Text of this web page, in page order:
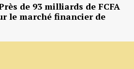
de 93 milliards de FCFA
le marché financier de